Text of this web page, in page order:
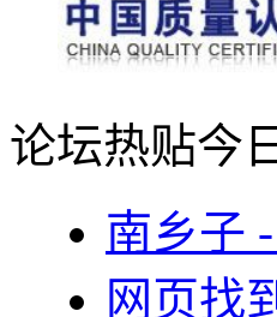
论坛热贴今
南乡子
网页找